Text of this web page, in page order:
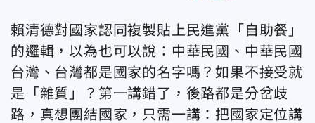
賴清德對國家認同複製貼上民進黨「自助餐」
的邏輯，以為也可以說：中華民國、中華民國
台灣、台灣都是國家的名字嗎？如果不接受就
是「雜質」？第一講錯了，後路都是分岔歧
路，真想團結國家，只需一講：把國家定位講